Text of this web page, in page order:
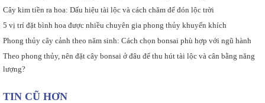
Cây kim tiền ra hoa: Dấu hiệu tài lộc và cách chăm để đón lộc trời
5 vị trí đặt bình hoa được nhiều chuyên gia phong thủy khuyến khích
Phong thủy cây cảnh theo năm sinh: Cách chọn bonsai phù hợp với ngũ hành
Theo phong thủy, nên đặt cây bonsai ở đâu để thu hút tài lộc và cân bằng năng
lượng?
TIN CŨ HƠN